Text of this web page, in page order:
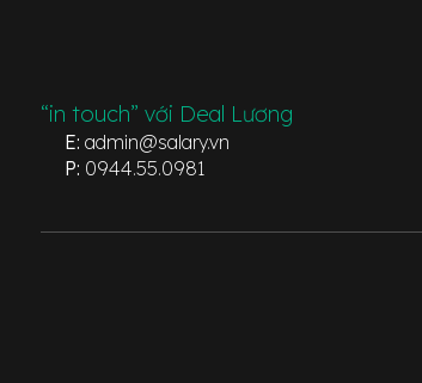
“in touch” với Deal Lương
E: admin@salary.vn
P: 0944.55.0981